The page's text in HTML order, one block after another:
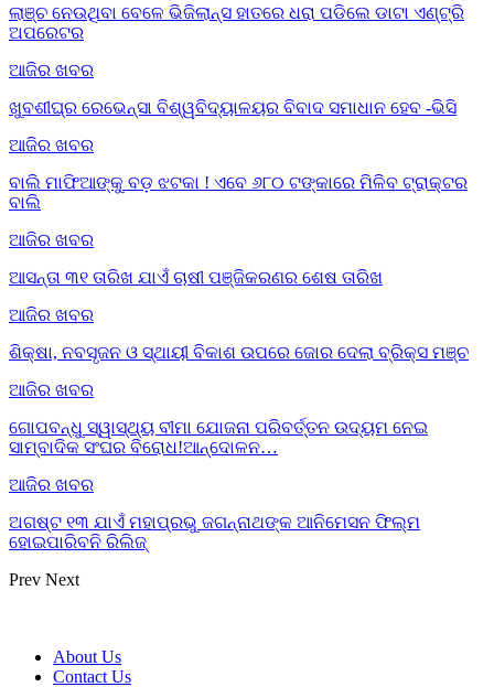
ଲାଞ୍ଚ ନେଉଥିବା ବେଳେ ଭିଜିଲାନ୍ସ ହାତରେ ଧରା ପଡିଲେ ଡାଟା ଏଣ୍ଟ୍ରି
ଅପରେଟର
ଆଜିର ଖବର
ଖୁବଶୀଘ୍ର ରେଭେନ୍ସା ବିଶ୍ୱବିଦ୍ୟାଳୟର ବିବାଦ ସମାଧାନ ହେବ -ଭିସି
ଆଜିର ଖବର
ବାଲି ମାଫିଆଙ୍କୁ ବଡ଼ ଝଟକା ! ଏବେ ୬୮୦ ଟଙ୍କାରେ ମିଳିବ ଟ୍ରାକ୍ଟର
ବାଲି
ଆଜିର ଖବର
ଆସନ୍ତା ୩୧ ତାରିଖ ଯାଏଁ ଚାଷୀ ପଞ୍ଜିକରଣର ଶେଷ ତାରିଖ
ଆଜିର ଖବର
ଶିକ୍ଷା, ନବସୃଜନ ଓ ସ୍ଥାୟୀ ବିକାଶ ଉପରେ ଜୋର ଦେଲା ବ୍ରିକ୍ସ ମଞ୍ଚ
ଆଜିର ଖବର
ଗୋପବନ୍ଧୁ ସ୍ୱାସ୍ଥ୍ୟ ବୀମା ଯୋଜନା ପରିବର୍ତ୍ତନ ଉଦ୍ୟମ ନେଇ
ସାମ୍ବାଦିକ ସଂଘର ବିରୋଧ!ଆନ୍ଦୋଳନ…
ଆଜିର ଖବର
ଅଗଷ୍ଟ ୧୩ ଯାଏଁ ମହାପ୍ରଭୁ ଜଗନ୍ନାଥଙ୍କ ଆନିମେସନ ଫିଲ୍ମ
ହୋଇପାରିବନି ରିଲିଜ୍
Prev Next
About Us
Contact Us